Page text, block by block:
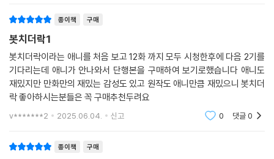
종이책 구매
봇치더락1
봇치더락이라는 애니를 처음 보고 12화 까지 모두 시청한후에 다음 2기를
기다리는데 애니가 안나와서 단행본을 구매하여 보기로했습니다 애니도
재밌지만 만화만의 재밌는 감성도 있고 원작도 애니만큼 재밌으니 봇치더
락 좋아하시는분들은 꼭 구매추천두려요
v*******2 2025.06.04. 신고 0 댓글0
종이책 구매